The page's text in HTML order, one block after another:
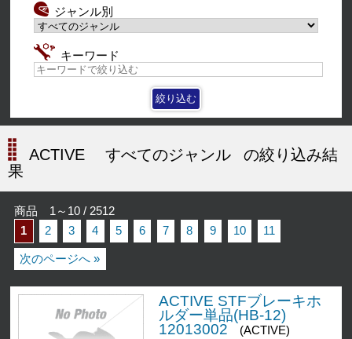
ジャンル別
キーワード
ACTIVE すべてのジャンル
の絞り込み結
果
商品 1～10 / 2512
1
2 3 4 5 6 7 8 9 10 11
次のページへ »
ACTIVE STFブレーキホ
ルダー単品(HB-12)
12013002
(ACTIVE)